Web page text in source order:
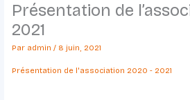
Présentation de
2021
Par admin / 8 juin, 2021
Présentation de l'association 2020 - 2021